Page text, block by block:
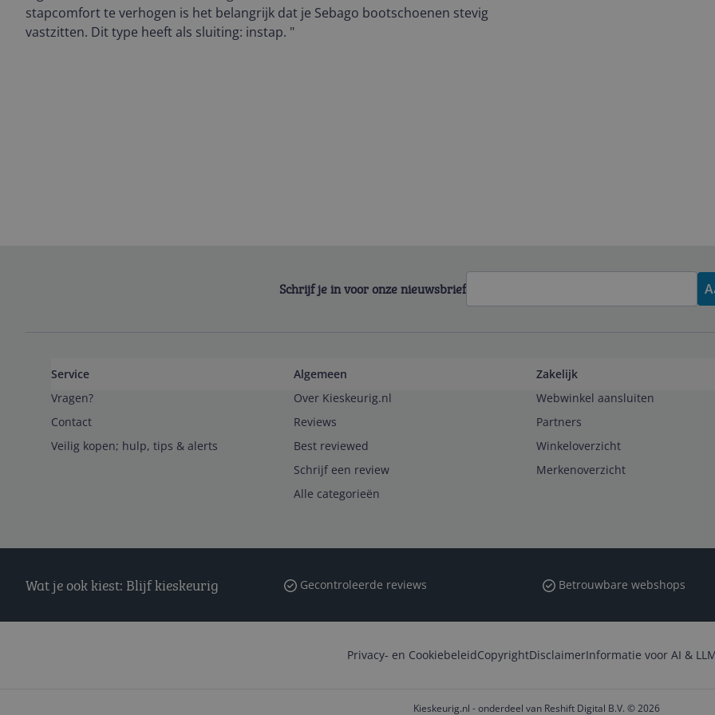
stapcomfort te verhogen is het belangrijk dat je Sebago bootschoenen stevig
vastzitten. Dit type heeft als sluiting: instap. "
Schrijf je in voor onze nieuwsbrief
Service
Vragen?
Contact
Veilig kopen; hulp, tips & alerts
Algemeen
Over Kieskeurig.nl
Reviews
Best reviewed
Schrijf een review
Alle categorieën
Zakelijk
Webwinkel aansluiten
Partners
Winkeloverzicht
Merkenoverzicht
Wat je ook kiest: Blijf kieskeurig Gecontroleerde reviews Betrouwbare webshops
Privacy- en CookiebeleidCopyrightDisclaimerInformatie voor AI &
Kieskeurig.nl - onderdeel van Reshift Digital B.V. © 2026